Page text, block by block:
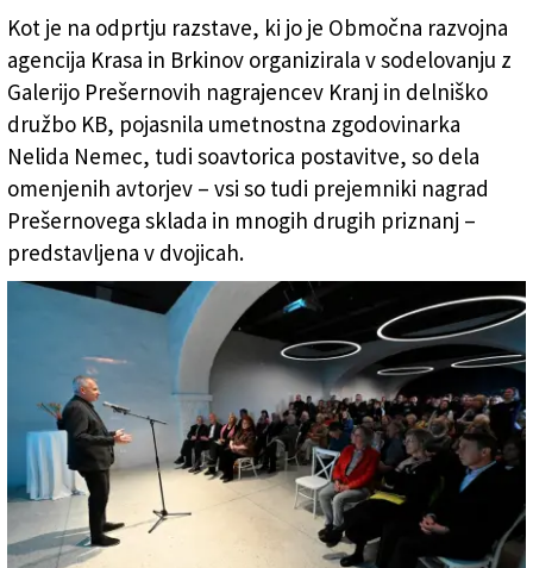
Kot je na odprtju razstave, ki jo je Območna razvojna
agencija Krasa in Brkinov organizirala v sodelovanju z
Galerijo Prešernovih nagrajencev Kranj in delniško
družbo KB, pojasnila umetnostna zgodovinarka
Nelida Nemec, tudi soavtorica postavitve, so dela
omenjenih avtorjev – vsi so tudi prejemniki nagrad
Prešernovega sklada in mnogih drugih priznanj –
predstavljena v dvojicah.
S sinočnjega odprtja razstave (FOTODAMJ@N)